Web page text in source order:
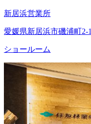
新居浜営業所
愛媛県新居浜市磯浦町2-1
ショールーム